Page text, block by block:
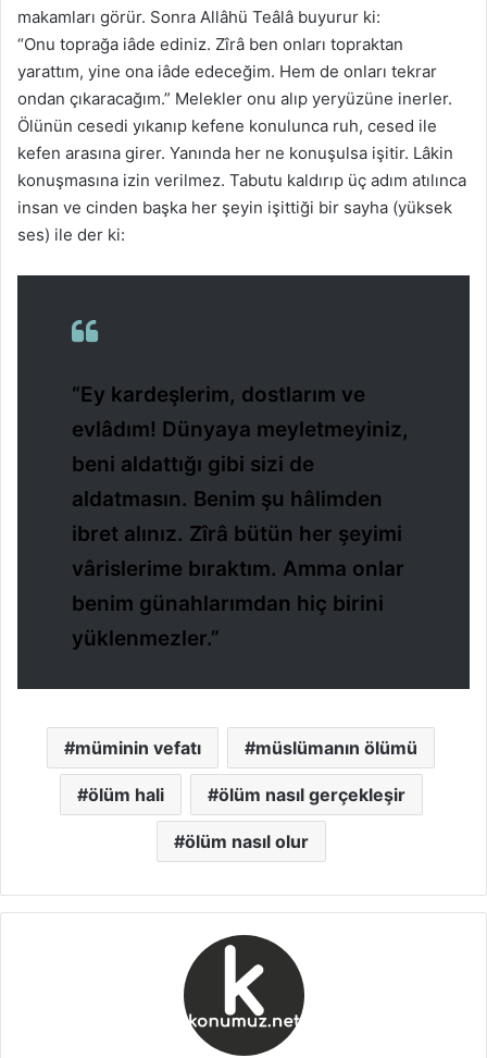
makamları görür. Sonra Allâhü Teâlâ buyurur ki:
“Onu toprağa iâde ediniz. Zîrâ ben onları topraktan
yarattım, yine ona iâde edeceğim. Hem de onları tekrar
ondan çıkaracağım.” Melekler onu alıp yeryüzüne inerler.
Ölünün cesedi yıkanıp kefene konulunca ruh, cesed ile
kefen arasına girer. Yanında her ne konuşulsa işitir. Lâkin
konuşmasına izin verilmez. Tabutu kaldırıp üç adım atılınca
insan ve cinden başka her şeyin işittiği bir sayha (yüksek
ses) ile der ki:
“Ey kardeşlerim, dostlarım ve
evlâdım! Dünyaya meyletmeyiniz,
beni aldattığı gibi sizi de
aldatmasın. Benim şu hâlimden
ibret alınız. Zîrâ bütün her şeyimi
vârislerime bıraktım. Amma onlar
benim günahlarımdan hiç birini
yüklenmezler.”
müminin vefatı müslümanın ölümü
ölüm hali ölüm nasıl gerçekleşir
ölüm nasıl olur